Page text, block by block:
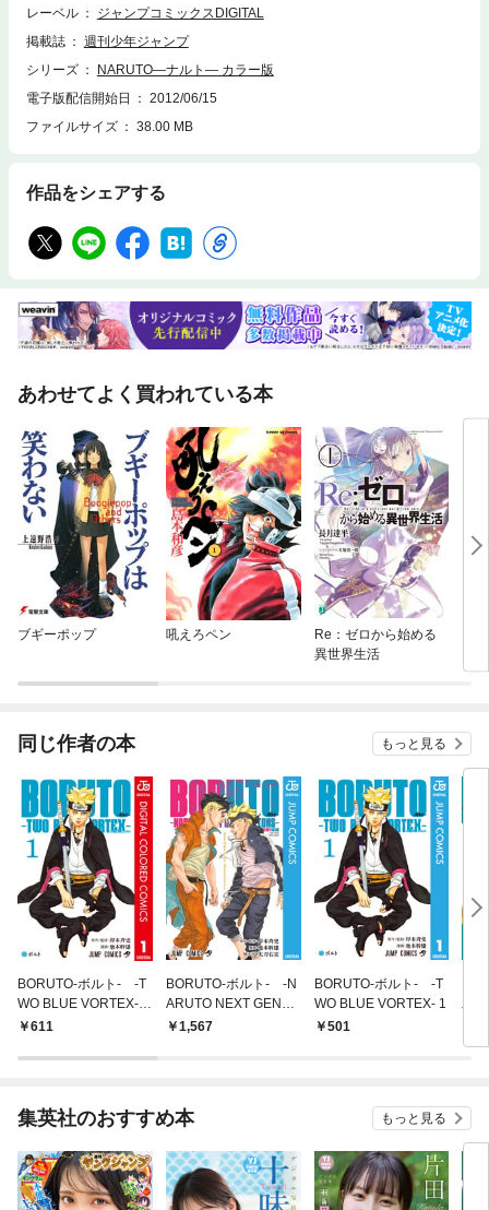
レーベル
ジャンプコミックスDIGITAL
掲載誌
週刊少年ジャンプ
シリーズ
NARUTO―ナルト― カラー版
電子版配信開始日
2012/06/15
ファイルサイズ
38.00 MB
作品をシェアする
あわせてよく買われている本
ブギーポップ 吼えろペン
Re：ゼロから始める
異世界生活
同じ作者の本 もっと見る
BORUTO-ボルト- -T
WO BLUE VORTEX-
カラー版 1
611
BORUTO-ボルト- -N
ARUTO NEXT GENER
ATIONS- STORY GUI
1,567
BORUTO-ボルト- -T
WO BLUE VORTEX- 1
501
集英社のおすすめ本 もっと見る